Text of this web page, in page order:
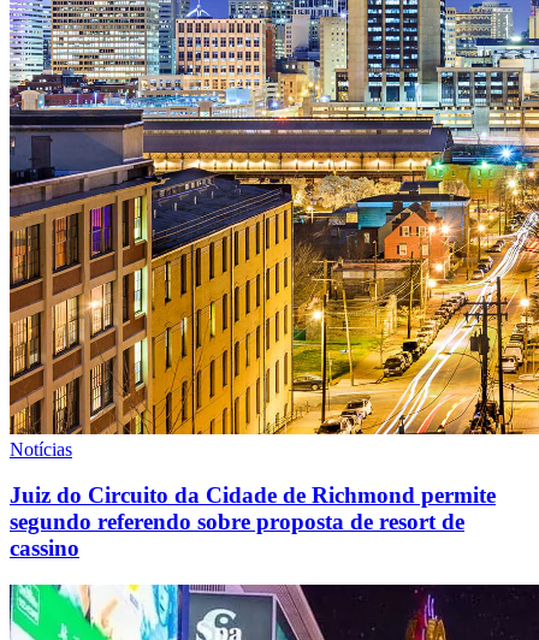
Notícias
Juiz do Circuito da Cidade de Richmond permite
segundo referendo sobre proposta de resort de
cassino